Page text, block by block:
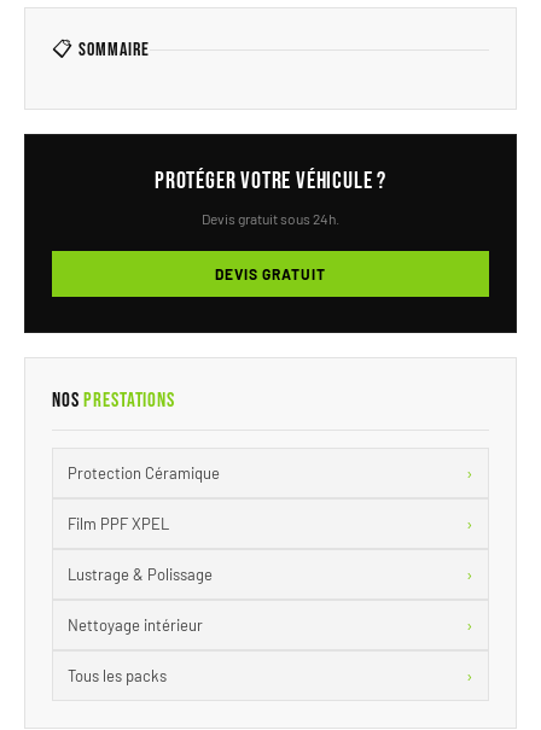
📋 Sommaire
Protéger votre véhicule ?
Devis gratuit sous 24h.
DEVIS GRATUIT
NosPrestations
Protection Céramique ›
Film PPF XPEL ›
Lustrage & Polissage ›
Nettoyage intérieur ›
Tous les packs ›